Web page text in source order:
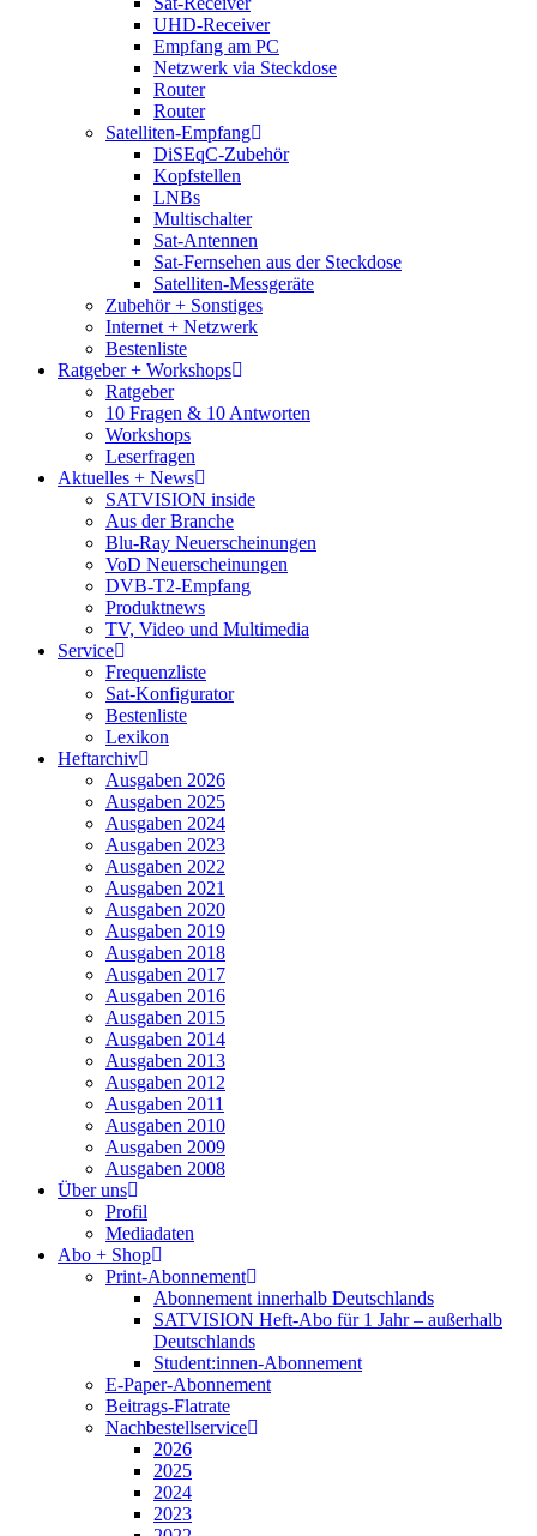
UHD-Receiver
Empfang am PC
Netzwerk via Steckdose
Router
Router
Satelliten-Empfang
DiSEqC-Zubehör
Kopfstellen
LNBs
Multischalter
Sat-Antennen
Sat-Fernsehen aus der Steckdose
Satelliten-Messgeräte
Zubehör + Sonstiges
Internet + Netzwerk
Bestenliste
Ratgeber + Workshops
Ratgeber
10 Fragen & 10 Antworten
Workshops
Leserfragen
Aktuelles + News
SATVISION inside
Aus der Branche
Blu-Ray Neuerscheinungen
VoD Neuerscheinungen
DVB-T2-Empfang
Produktnews
TV, Video und Multimedia
Service
Frequenzliste
Sat-Konfigurator
Bestenliste
Lexikon
Heftarchiv
Ausgaben 2026
Ausgaben 2025
Ausgaben 2024
Ausgaben 2023
Ausgaben 2022
Ausgaben 2021
Ausgaben 2020
Ausgaben 2019
Ausgaben 2018
Ausgaben 2017
Ausgaben 2016
Ausgaben 2015
Ausgaben 2014
Ausgaben 2013
Ausgaben 2012
Ausgaben 2011
Ausgaben 2010
Ausgaben 2009
Ausgaben 2008
Über uns
Profil
Mediadaten
Abo + Shop
Print-Abonnement
Abonnement innerhalb Deutschlands
SATVISION Heft-Abo für 1 Jahr – außerhalb
Deutschlands
Student:innen-Abonnement
E-Paper-Abonnement
Beitrags-Flatrate
Nachbestellservice
2026
2025
2024
2023